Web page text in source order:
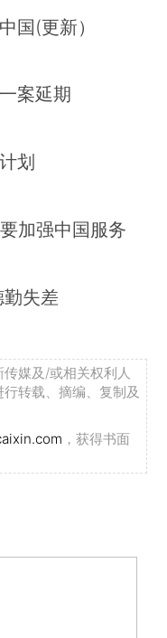
国(更新）
案延期
划
加强中国服务
失差
媒及/或相关权利人
转载、摘编、复制及
，获得书面